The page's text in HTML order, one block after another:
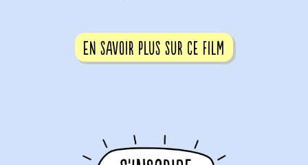
En savoir plus sur ce film